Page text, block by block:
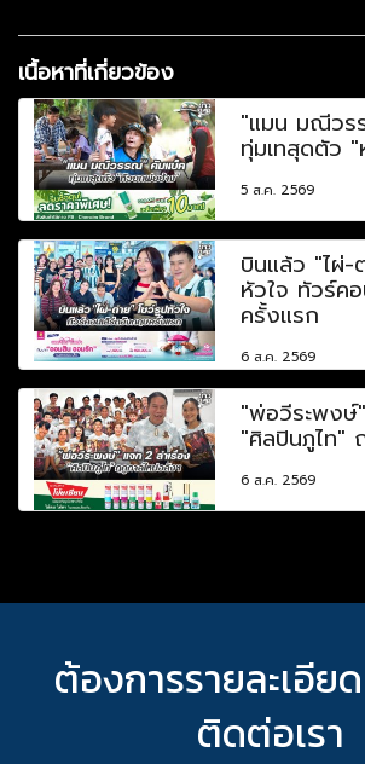
เนื้อหาที่เกี่ยวข้อง
"แมน มณีวร
ทุ่มเทสุดตัว
5 ส.ค. 2569
บินแล้ว "ไผ่-
หัวใจ ทัวร์ค
ครั้งแรก
6 ส.ค. 2569
"พ่อวีระพงษ์
"ศิลปินภูไท"
6 ส.ค. 2569
ต้องการรายละเอีย
ติดต่อเรา